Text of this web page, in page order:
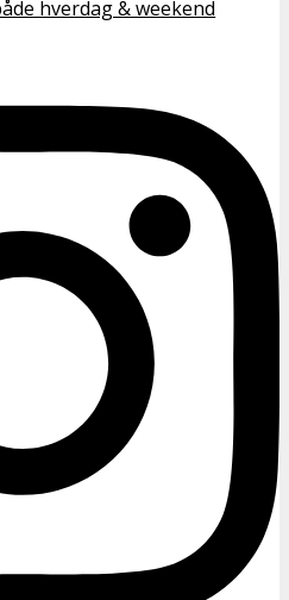
hverdag & weekend